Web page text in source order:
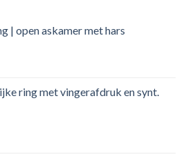
| open askamer met hars
ring met vingerafdruk en synt.